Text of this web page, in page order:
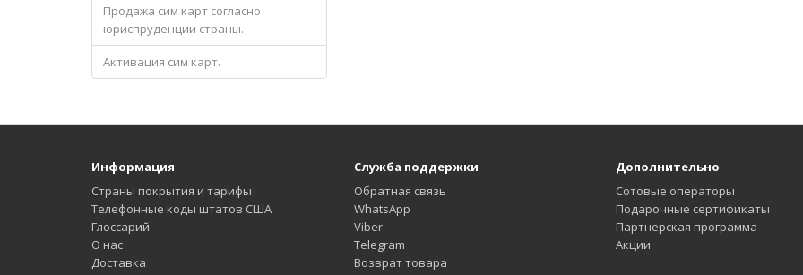
Продажа сим карт согласно
юриспруденции страны.
Активация сим карт.
Информация
Страны покрытия и тарифы
Телефонные коды штатов США
Глоссарий
О нас
Доставка
Служба поддержки
Обратная связь
WhatsApp
Viber
Telegram
Возврат товара
Дополнительно
Сотовые операторы
Подарочные сертификаты
Партнерская программа
Акции